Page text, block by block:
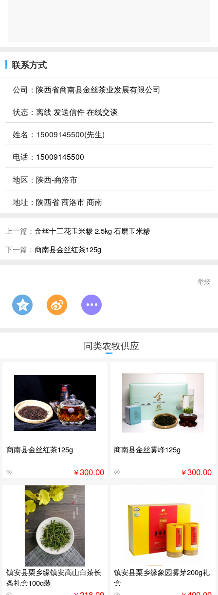
联系方式
公司： 陕西省商南县金丝茶业发展有限公司
状态：离线 发送信件在线交谈
姓名：15009145500(先生)
电话： 15009145500
地区：陕西-商洛市
地址： 陕西省 商洛市 商南
上一篇： 金丝十三花玉米糁 2.5kg 石磨玉米糁
下一篇： 商南县金丝红茶125g
举报
同类农牧供应
商南县金丝红茶125g
￥300.00
商南县金丝雾峰125g
￥300.00
镇安县栗乡缘镇安高山白茶长
条礼盒100g装
镇安县栗乡缘象园雾芽200g礼
盒